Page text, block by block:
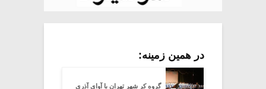
در همین زمینه:
گروه کر شهر تهران با آوای آذری